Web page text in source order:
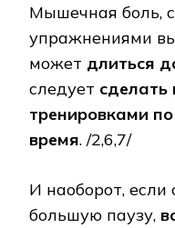
Мышечная боль,
упражнениями
может длиться
следует
тренировками
время. /2,6,7/
И наоборот,
большую паузу,